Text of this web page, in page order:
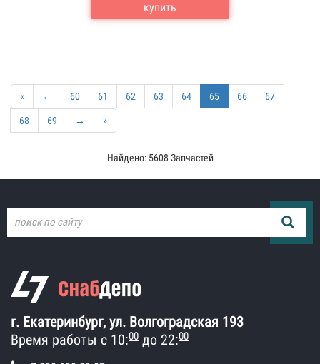
купить
« ← 60 61 62 63 64 65 66 67
68 69 → »
Найдено: 5608 Запчастей
г. Екатеринбург, ул. Волгоградская 193
Время работы с 10:00 до 22:00